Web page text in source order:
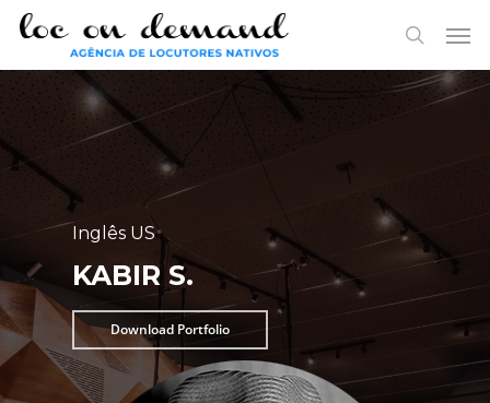
Skip
main
search
Inglês US
KABIR S.
Download Portfolio